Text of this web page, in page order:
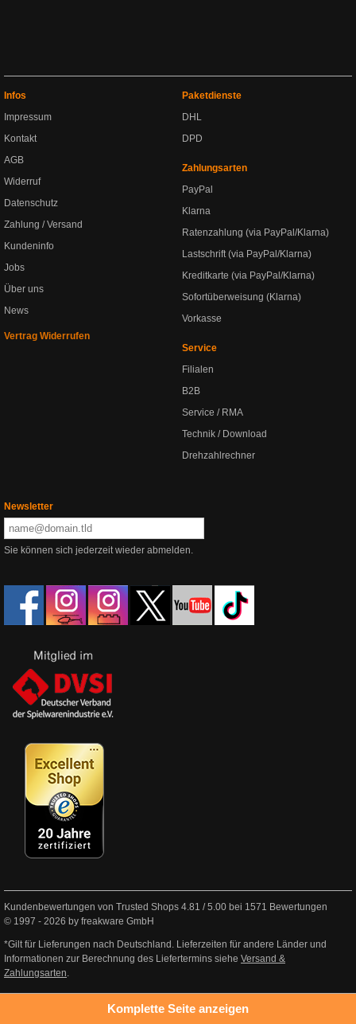
Infos
Impressum
Kontakt
AGB
Widerruf
Datenschutz
Zahlung / Versand
Kundeninfo
Jobs
Über uns
News
Vertrag Widerrufen
Paketdienste
DHL
DPD
Zahlungsarten
PayPal
Klarna
Ratenzahlung (via PayPal/Klarna)
Lastschrift (via PayPal/Klarna)
Kreditkarte (via PayPal/Klarna)
Sofortüberweisung (Klarna)
Vorkasse
Service
Filialen
B2B
Service / RMA
Technik / Download
Drehzahlrechner
Newsletter
Sie können sich jederzeit wieder abmelden.
Kundenbewertungen von Trusted Shops 4.81 /5.00 bei 1571 Bewertungen
© 1997 - 2026 by freakware GmbH
*Gilt für Lieferungen nach Deutschland. Lieferzeiten für andere Länder und
Informationen zur Berechnung des Liefertermins siehe Versand &
Zahlungsarten.
Komplette Seite anzeigen